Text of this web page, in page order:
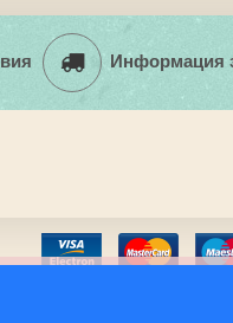
Информация